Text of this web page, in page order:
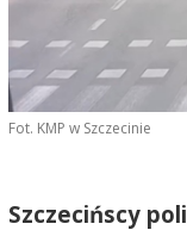
Fot. KMP w Szczecinie
Szczecińscy